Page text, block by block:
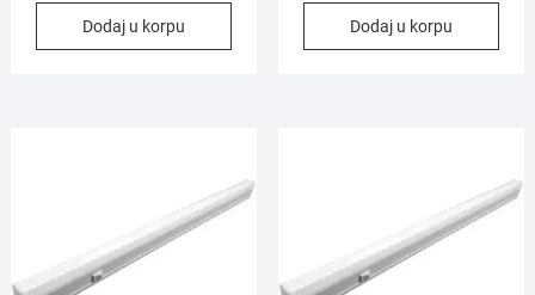
Dodaj u korpu Dodaj u korpu